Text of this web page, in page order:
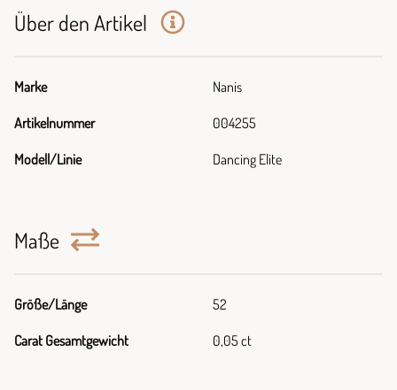
Über den Artikel
Marke Nanis
Artikelnummer 004255
Modell/Linie Dancing Elite
Maße
Größe/Länge 52
Carat Gesamtgewicht 0,05 ct